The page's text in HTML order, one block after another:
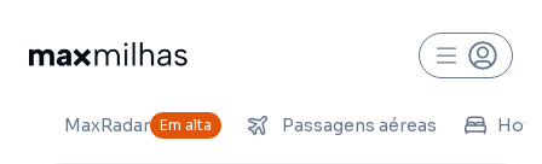
MaxRadar Em alta Passagens aéreas